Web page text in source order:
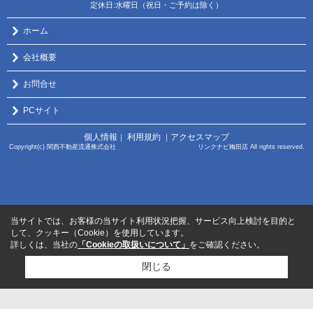
定休日:水曜日（祝日・ご予約は除く）
ホーム
会社概要
お問合せ
PCサイト
個人情報 利用規約 アクセスマップ
Copyright(c) 関西不動産流通株式会社 リンクナビ梅田店 All rights reserved.
当サイトでは、お客様の当サイト利用状況把握、サービス向上検討を目的と
して、クッキー（Cookie）を使用しています。
詳しくは、当社の 「Cookieの取扱いについて」 をご確認ください。
閉じる